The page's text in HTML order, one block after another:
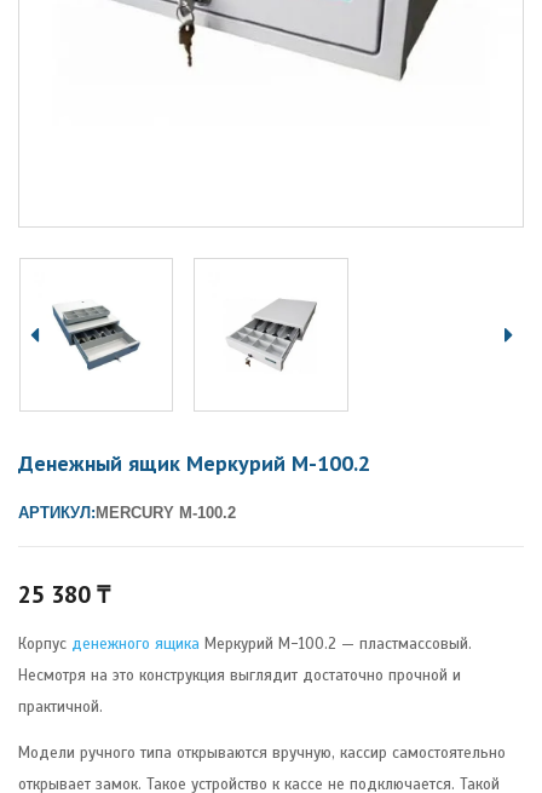
Денежный ящик Меркурий М-100.2
АРТИКУЛ:MERCURY М-100.2
25 380₸
Корпус денежного ящика Меркурий М-100.2 — пластмассовый.
Несмотря на это конструкция выглядит достаточно прочной и
практичной.
Модели ручного типа открываются вручную, кассир самостоятельно
открывает замок. Такое устройство к кассе не подключается. Такой